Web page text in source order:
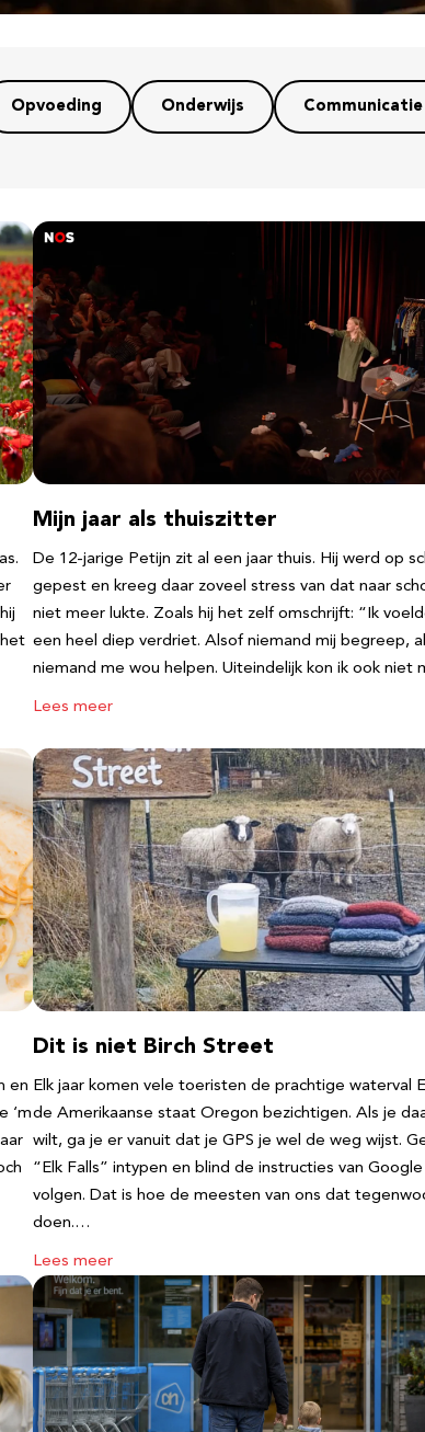
Opvoeding Onderwijs Communicatie
Mijn jaar als thuiszitter
De 12-jarige Petijn zit al een jaar thuis. Hij werd op
gepest en kreeg daar zoveel stress van dat naar
niet meer lukte. Zoals hij het zelf omschrijft: “Ik
een heel diep verdriet. Alsof niemand mij begreep,
niemand me wou helpen. Uiteindelijk kon ik ook niet
Lees meer
en
‘m
Dit is niet Birch Street
Elk jaar komen vele toeristen de prachtige waterval
de Amerikaanse staat Oregon bezichtigen. Als je
wilt, ga je er vanuit dat je GPS je wel de weg wijst.
“Elk Falls” intypen en blind de instructies van
volgen. Dat is hoe de meesten van ons dat
doen.…
Lees meer